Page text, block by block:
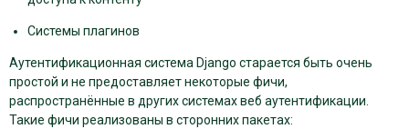
Системы плагинов
Аутентификационная система Django старается быть очень
простой и не предоставляет некоторые фичи,
распространённые в других системах веб аутентификации.
Такие фичи реализованы в сторонних пакетах: